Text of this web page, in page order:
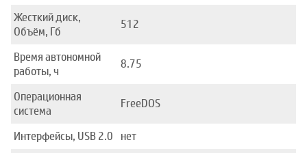
Жесткий диск,
Объём, Гб
512
Время автономной
работы, ч
8.75
Операционная
система
FreeDOS
Интерфейсы, USB 2.0
нет